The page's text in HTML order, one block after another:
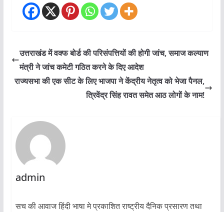
उत्तराखंड में वक्फ बोर्ड की परिसंपत्तियों की होगी जांच, समाज कल्याण
मंत्री ने जांच कमेटी गठित करने के दिए आदेश
राज्यसभा की एक सीट के लिए भाजपा ने केंद्रीय नेतृत्व को भेजा पैनल,
त्रिवेंद्र सिंह रावत समेत आठ लोगों के नाम!
admin
सच की आवाज हिंदी भाषा मे प्रकाशित राष्ट्रीय दैनिक प्रसारण तथा